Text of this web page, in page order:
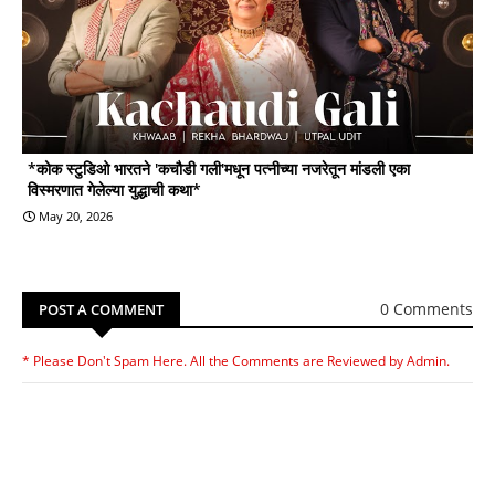
*कोक स्टुडिओ भारतने 'कचौडी गली'मधून पत्नीच्या नजरेतून मांडली एका
विस्मरणात गेलेल्या युद्धाची कथा*
May 20, 2026
POST A COMMENT 0 Comments
* Please Don't Spam Here. All the Comments are Reviewed by Admin.